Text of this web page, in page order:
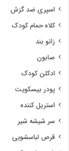
اسپری ضد گزش
کلاه حمام کودک
زانو بند
صابون
ادکلن کودک
پودر بیسکویت
استریل کننده
سر شیشه شیر
قرص لباسشویی